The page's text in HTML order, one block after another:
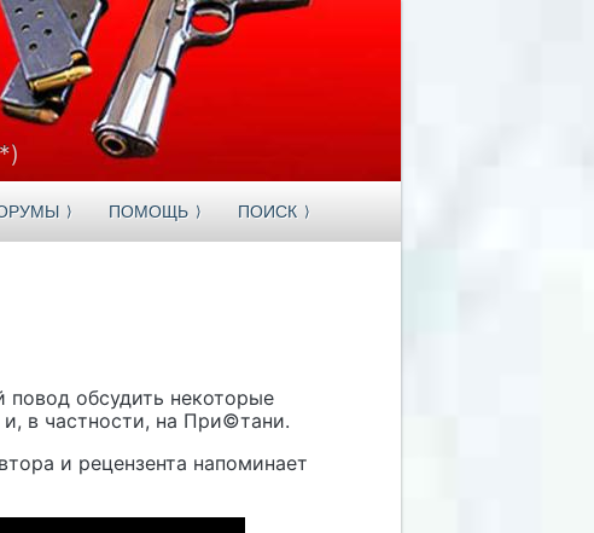
ПОМОЩЬ ПОИСК
повод обсудить некоторые
в частности, на При©тани.
и рецензента напоминает